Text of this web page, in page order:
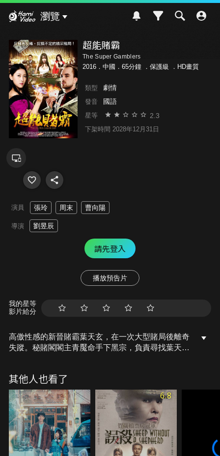
瀏覽
超能賭霸
The Super Gamblers
2016．中國．65分鐘 ． 保護級 ．HD畫質
類型 劇情
發音 國語
星等 2.3
下架時間 2028年12月31日
演員 張玲 周末 曹向陽
導演 劉昱辰
請先登入
播放預告片
我的星等
影片給分
高傲性感的新晉賭霸葉天玄，在一次大型賭局後離奇
失蹤。秘賭閣閣主青魘命手下黑宗，負責尋找葉天玄
閣，憑藉著超凡的特異功能和智慧，她最終能否打敗
各方敵手，成為超能賭霸呢？
其他人也看了
6.8